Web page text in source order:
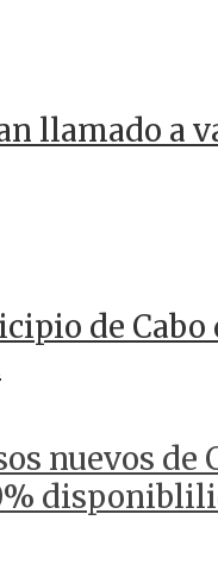
llamado a
de
nuevos